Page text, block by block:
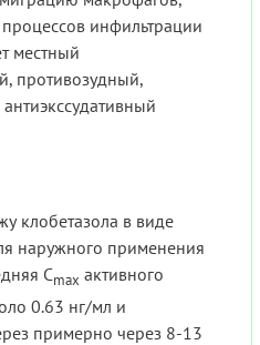
инфильтрации
местный
противозудный,
клобетазола в виде
наружного применения
Cmax активного
0.63 нг/мл и
примерно через 8-13